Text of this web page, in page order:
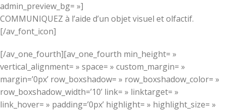
admin_preview_bg= »]
COMMUNIQUEZ à l’aide d’un objet visuel et olfactif.
[/av_font_icon]
[/av_one_fourth][av_one_fourth min_height= »
vertical_alignment= » space= » custom_margin= »
margin=’0px’ row_boxshadow= » row_boxshadow_color= »
row_boxshadow_width=’10’ link= » linktarget= »
link_hover= » padding=’0px’ highlight= » highlight_size= »